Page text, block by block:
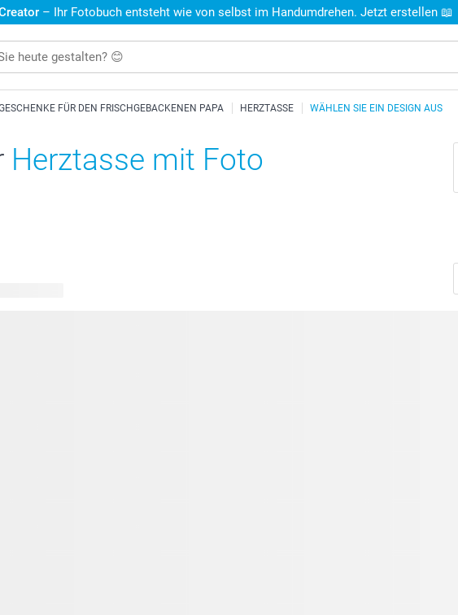
– Ihr Fotobuch entsteht wie von selbst im Handumdrehen. Jetzt erstellen 📖
FÜR DEN FRISCHGEBACKENEN PAPA HERZTASSE WÄHLEN SIE EIN DESIGN AUS
Herztasse mit Foto